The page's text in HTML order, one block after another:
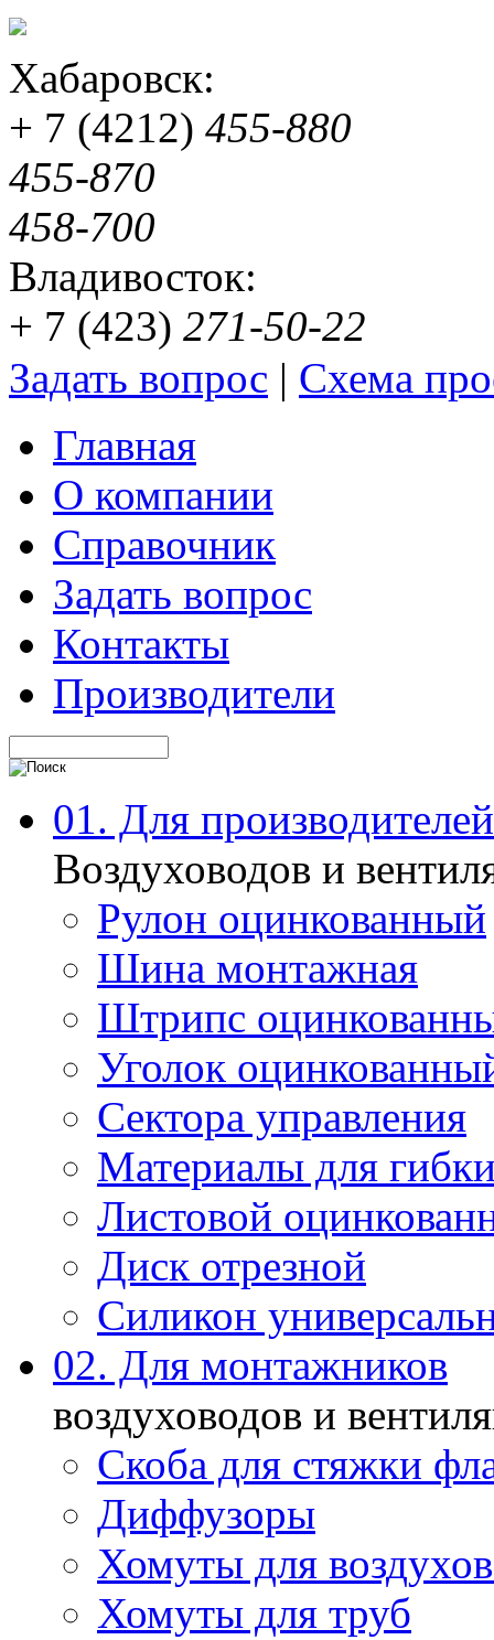
Хабаровск:
+ 7 (4212) 455-880
455-870
458-700
Владивосток:
+ 7 (423) 271-50-22
Задать вопрос | Схема
Главная
О компании
Справочник
Задать вопрос
Контакты
Производители
01. Для производителей
Воздуховодов и
Рулон оцинкованный
Шина монтажная
Штрипс
Уголок
Сектора управления
Материалы для
Листовой
Диск отрезной
Силикон
02. Для монтажников
воздуховодов и
Скоба для стяжки
Диффузоры
Хомуты для
Хомуты для труб